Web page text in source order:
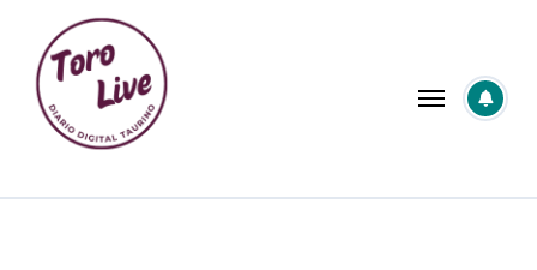
contenido